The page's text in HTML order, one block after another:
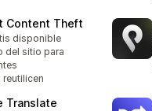
Content Theft
disponible
del sitio para
Translate